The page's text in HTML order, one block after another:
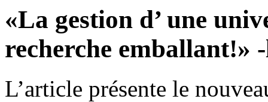
«La gestion d’ une
recherche emballant!»
L’article présente le